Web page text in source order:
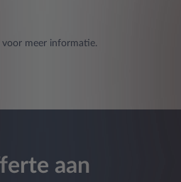
meer informatie.
aan